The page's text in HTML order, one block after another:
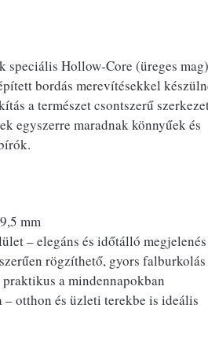
speciális Hollow-Core (üreges mag)
bordás merevítésekkel
a természet csontszerű
egyszerre maradnak könnyűek és
mm
– elegáns és időtálló megjelenés
rögzíthető, gyors falburkolás
a mindennapokban
otthon és üzleti terekbe is ideális